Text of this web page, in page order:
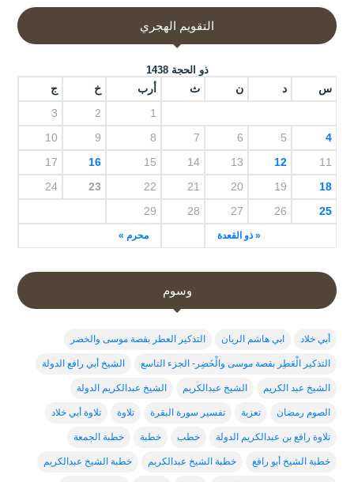
التقويم الهجري
ذو الحجة 1438
س د ن ث أرب خ ج
« ذو القعدة محرم »
1
2
3
4
5
6
7
8
9
10
11
12
13
14
15
16
17
18
19
20
21
22
23
24
25
26
27
28
29
وسوم
أبي خلاد ابي هاشم الريان التذكير العطر بقصة موسى والخضر
التذكير الْعَطِر بقصة موسى والْخَضِر- الجزء التاسع الشيخ أبي رافع الدولة
الشيخ عبد الكريم الشيخ عبدالكريم الشيخ عبدالكريم الدولة
الصوم رمضان تعزية تفسير سورة البقرة تلاوة تلاوة أبي خلاد
تلاوة رافع بن عبدالكريم الدولة خطب خطبة خطبة الجمعة
خطبة الشيخ أبو رافع خطبة الشيخ عبدالكربم خطبة الشيخ عبدالكريم